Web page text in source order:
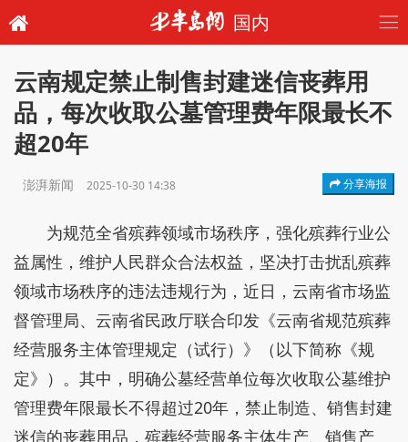
国内
云南规定禁止制售封建迷信丧葬用
品，每次收取公墓管理费年限最长不
超20年
澎湃新闻 2025-10-30 14:38 分享海报
为规范全省殡葬领域市场秩序，强化殡葬行业公
益属性，维护人民群众合法权益，坚决打击扰乱殡葬
领域市场秩序的违法违规行为，近日，云南省市场监
督管理局、云南省民政厅联合印发《云南省规范殡葬
经营服务主体管理规定（试行）》（以下简称《规
定》）。其中，明确公墓经营单位每次收取公墓维护
管理费年限最长不得超过20年，禁止制造、销售封建
迷信的丧葬用品，殡葬经营服务主体生产、销售产